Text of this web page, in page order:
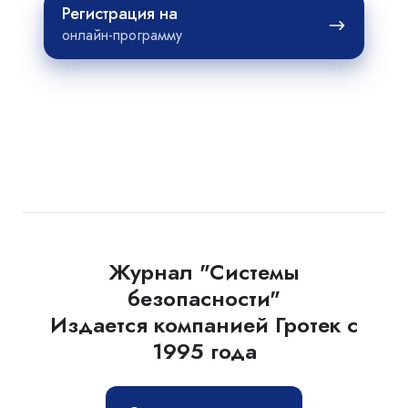
Регистрация на
онлайн-программу
Журнал "Системы
безопасности"
Издается компанией Гротек с
1995 года